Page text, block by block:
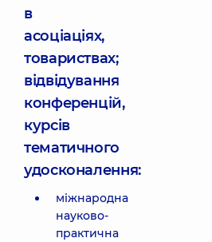
в
асоціаціях,
товариствах;
відвідування
конференцій,
курсів
тематичного
удосконалення:
міжнародна
науково-
практична